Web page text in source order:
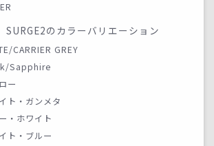
のカラーバリエーション
CARRIER GREY
Sapphire
ー
ト・ガンメタ
・ホワイト
ト・ブルー